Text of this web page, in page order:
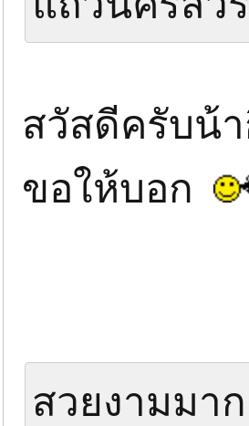
สวัสดีครับน้า
ขอให้บอก
สวยงามมา